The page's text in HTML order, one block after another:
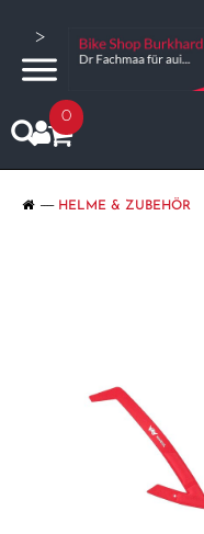
>
0
HELME & ZUBEHÖR